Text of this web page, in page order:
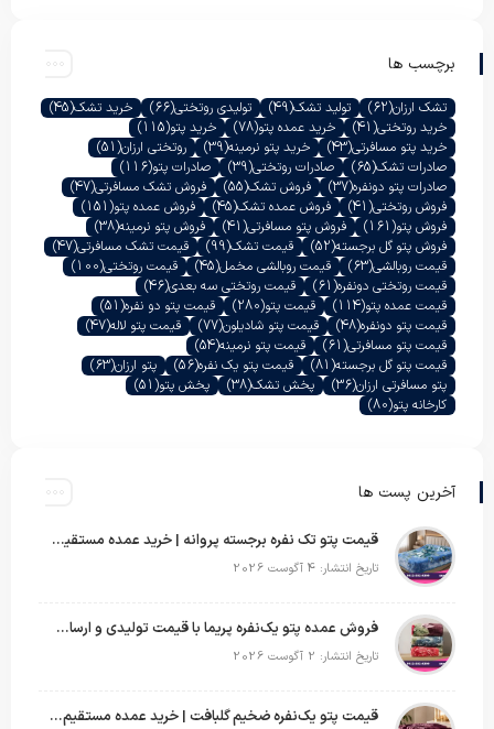
برچسب ها
تشک ارزان(62) تولید تشک(49) تولیدی روتختی(66) خرید تشک(45)
خرید روتختی(41) خرید عمده پتو(78) خرید پتو(115)
خرید پتو مسافرتی(43) خرید پتو نرمینه(39) روتختی ارزان(51)
صادرات تشک(65) صادرات روتختی(39) صادرات پتو(116)
صادرات پتو دونفره(37) فروش تشک(55) فروش تشک مسافرتی(47)
فروش روتختی(41) فروش عمده تشک(45) فروش عمده پتو(151)
فروش پتو(161) فروش پتو مسافرتی(41) فروش پتو نرمینه(38)
فروش پتو گل برجسته(52) قیمت تشک(99) قیمت تشک مسافرتی(47)
قیمت روبالشی(63) قیمت روبالشی مخمل(45) قیمت روتختی(100)
قیمت روتختی دونفره(61) قیمت روتختی سه بعدی(46)
قیمت عمده پتو(114) قیمت پتو(280) قیمت پتو دو نفره(51)
قیمت پتو دونفره(48) قیمت پتو شادیلون(77) قیمت پتو لاله(47)
قیمت پتو مسافرتی(61) قیمت پتو نرمینه(54)
قیمت پتو گل برجسته(81) قیمت پتو یک نفره(56) پتو ارزان(63)
پتو مسافرتی ارزان(36) پخش تشک(38) پخش پتو(51)
کارخانه پتو(80)
آخرین پست ها
قیمت پتو تک نفره برجسته پروانه | خرید عمده مستقیم با بهترین قیمت بازار
تاریخ انتشار: 4 آگوست 2026
فروش عمده پتو یک‌نفره پریما با قیمت تولیدی و ارسال به سراسر کشور
تاریخ انتشار: 2 آگوست 2026
قیمت پتو یک‌نفره ضخیم گلبافت | خرید عمده مستقیم با بهترین قیمت